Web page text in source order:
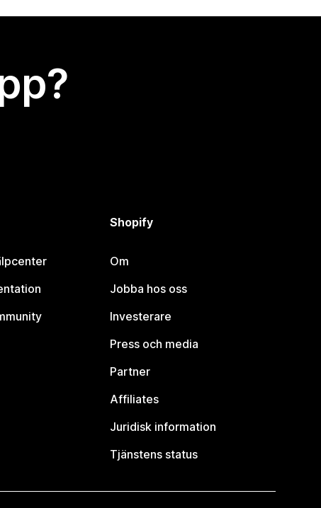
Shopify
Om
Jobba hos oss
Investerare
Press och media
Partner
Affiliates
Juridisk information
Tjänstens status